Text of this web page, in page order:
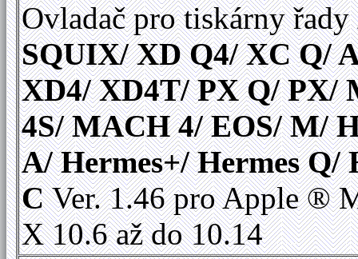
Ovladač pro tiskárny řady
SQUIX/ XD Q4/ XC Q/
XD4/ XD4T/ PX Q/ PX/
4S/ MACH 4/ EOS/ M/
A/ Hermes+/ Hermes Q/
CVer. 1.46 pro Apple ®
X 10.6 až do 10.14